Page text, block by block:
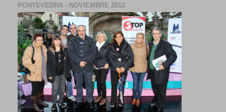
PONTEVEDRA - NOVIEMBRE 2012